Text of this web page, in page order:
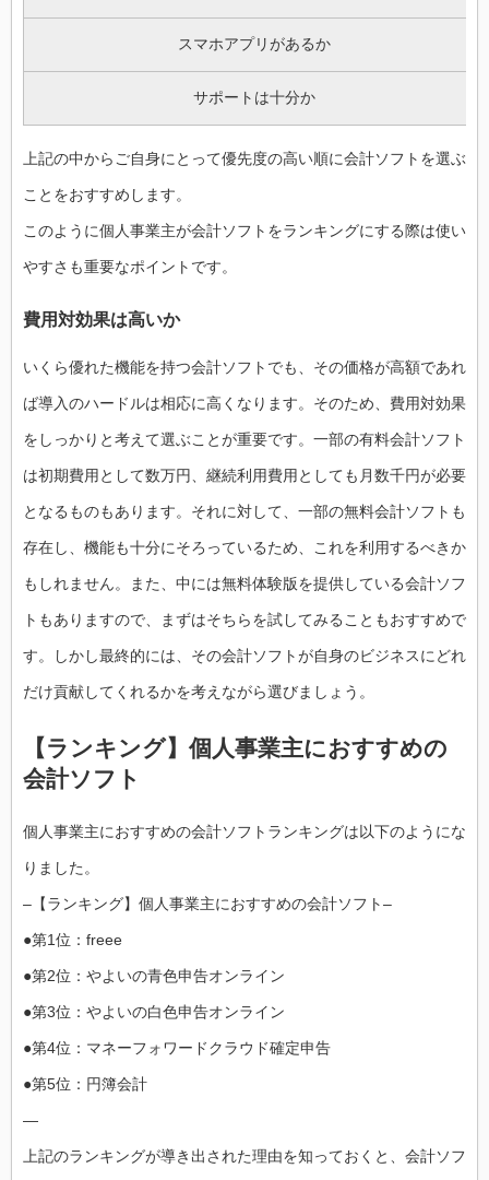
スマホアプリがあるか
サポートは十分か
上記の中からご自身にとって優先度の高い順に会計ソフトを選ぶ
ことをおすすめします。
このように個人事業主が会計ソフトをランキングにする際は使い
やすさも重要なポイントです。
費用対効果は高いか
いくら優れた機能を持つ会計ソフトでも、その価格が高額であれ
ば導入のハードルは相応に高くなります。そのため、費用対効果
をしっかりと考えて選ぶことが重要です。一部の有料会計ソフト
は初期費用として数万円、継続利用費用としても月数千円が必要
となるものもあります。それに対して、一部の無料会計ソフトも
存在し、機能も十分にそろっているため、これを利用するべきか
もしれません。また、中には無料体験版を提供している会計ソフ
トもありますので、まずはそちらを試してみることもおすすめで
す。しかし最終的には、その会計ソフトが自身のビジネスにどれ
だけ貢献してくれるかを考えながら選びましょう。
【ランキング】個人事業主におすすめの
会計ソフト
個人事業主におすすめの会計ソフトランキングは以下のようにな
りました。
–【ランキング】個人事業主におすすめの会計ソフト–
●第1位：freee
●第2位：やよいの青色申告オンライン
●第3位：やよいの白色申告オンライン
●第4位：マネーフォワードクラウド確定申告
●第5位：円簿会計
—
上記のランキングが導き出された理由を知っておくと、会計ソフ